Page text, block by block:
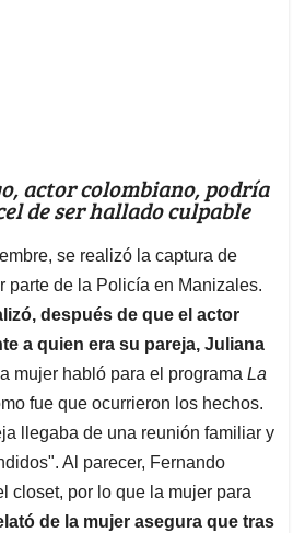
actor colombiano, podría
de ser hallado culpable
se realizó la captura de
parte de la Policía en Manizales.
después de que el actor
a quien era su pareja, Juliana
mujer habló para el programa La
fue que ocurrieron los hechos.
llegaba de una reunión familiar y
Al parecer, Fernando
closet, por lo que la mujer para
de la mujer asegura que tras